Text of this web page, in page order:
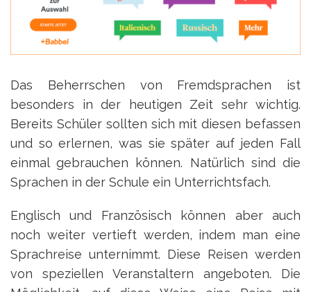
Das Beherrschen von Fremdsprachen ist
besonders in der heutigen Zeit sehr wichtig.
Bereits Schüler sollten sich mit diesen befassen
und so erlernen, was sie später auf jeden Fall
einmal gebrauchen können. Natürlich sind die
Sprachen in der Schule ein Unterrichtsfach.
Englisch und Französisch können aber auch
noch weiter vertieft werden, indem man eine
Sprachreise unternimmt. Diese Reisen werden
von speziellen Veranstaltern angeboten. Die